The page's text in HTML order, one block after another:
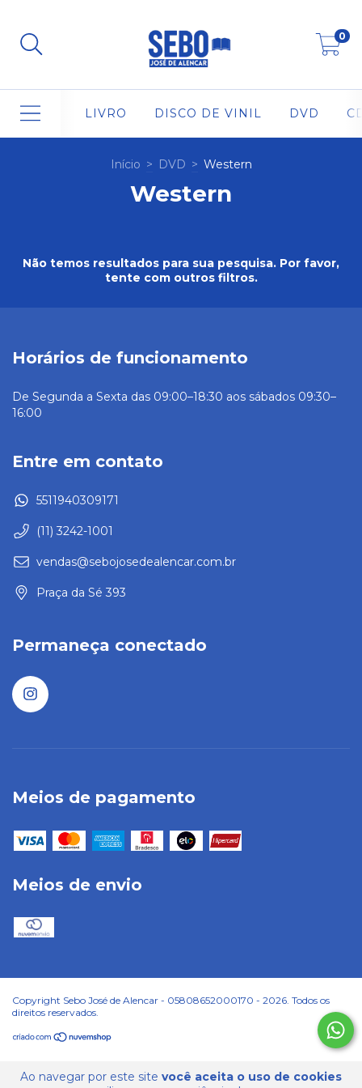
0
LIVRO DISCO DE VINIL DVD
Ao navegar por este site você aceita o uso de cookies
Início > DVD > Western
Western
Não temos resultados para sua pesquisa. Por favor,
tente com outros filtros.
Horários de funcionamento
De Segunda a Sexta das 09:00–18:30 aos sábados 09:30–
16:00
Entre em contato
5511940309171
(11) 3242-1001
vendas@sebojosedealencar.com.br
Praça da Sé 393
Permaneça conectado
Meios de pagamento
Meios de envio
Copyright Sebo José de Alencar - 05808652000170 - 2026. Todos os
direitos reservados.